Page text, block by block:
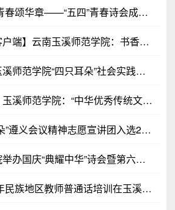
赓续长征志 青春颂华章——“五四”青春诗会成功举办
【光明日报客户端】云南玉溪师范学院：书香浸润心灵
【云新闻】玉溪师范学院“四只耳朵”社会实践团在我省边境开展“国歌唱响国境线”活动
【学习强国】玉溪师范学院：“中华优秀传统文化”进社区
我校“四只耳朵”遵义会议精神志愿宣讲团入选2024年全国大学生遵义会议精神志愿宣讲团
玉溪师范学院举办国庆“典耀中华”诗会暨第六届“云岭杯”中华经典诵写讲大赛获奖作品展演
云南省2024年民族地区教师普通话培训在玉溪师范学院顺利举行